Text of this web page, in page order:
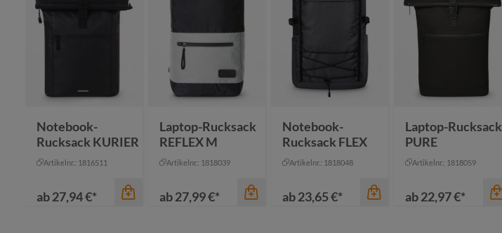
Notebook-
Rucksack KURIER
Artikelnr.: 1816511
ab27,94 €*
Laptop-Rucksack
REFLEX M
Artikelnr.: 1818039
ab27,99 €*
Notebook-
Rucksack FLEX
Artikelnr.: 1818048
ab23,65 €*
Laptop-Rucksack
PURE
Artikelnr.: 1818059
ab22,97 €*